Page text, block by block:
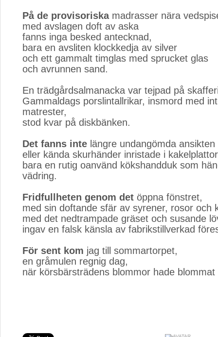
På de provisoriskamadrasser nära
med avslagen doft av aska
fanns inga besked antecknad,
bara en avsliten klockkedja av silver
och ett gammalt timglas med sprucket glas
och avrunnen sand.
En trädgårdsalmanacka var tejpad på
Gammaldags porslintallrikar, insmord med
matrester,
stod kvar på diskbänken.
Det fanns inte längre undangömda
eller kända skurhänder inristade i
bara en rutig oanvänd kökshandduk som
vädring.
Fridfullheten genom det öppna fönstret,
med sin doftande sfär av syrener, rosor och
med det nedtrampade gräset och susande
ingav en falsk känsla av fabrikstillverkad
För sent kom jag till sommartorpet,
en gråmulen regnig dag,
när körsbärsträdens blommor hade blommat